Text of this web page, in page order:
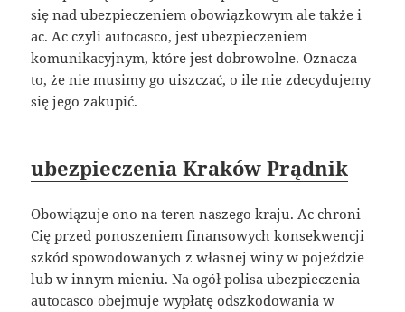
się nad ubezpieczeniem obowiązkowym ale także i
ac. Ac czyli autocasco, jest ubezpieczeniem
komunikacyjnym, które jest dobrowolne. Oznacza
to, że nie musimy go uiszczać, o ile nie zdecydujemy
się jego zakupić.
ubezpieczenia Kraków Prądnik
Obowiązuje ono na teren naszego kraju. Ac chroni
Cię przed ponoszeniem finansowych konsekwencji
szkód spowodowanych z własnej winy w pojeździe
lub w innym mieniu. Na ogół polisa ubezpieczenia
autocasco obejmuje wypłatę odszkodowania w